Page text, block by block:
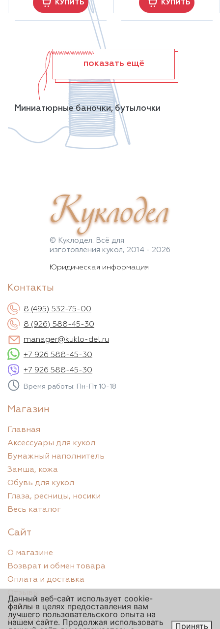
КУПИТЬ КУПИТЬ
показать ещё
Миниатюрные баночки, бутылочки
Куклодел
© Куклодел. Всё для
изготовления кукол, 2014 - 2026
Юридическая информация
Контакты
8 (495) 532-75-00
8 (926) 588-45-30
manager@kuklo-del.ru
+7 926 588-45-30
+7 926 588-45-30
Время работы: Пн-Пт 10-18
Магазин
Главная
Аксессуары для кукол
Бумажный наполнитель
Замша, кожа
Обувь для кукол
Глаза, ресницы, носики
Весь каталог
Сайт
О магазине
Возврат и обмен товара
Оплата и доставка
Скидки
Контакты
Данный веб-сайт использует cookie-
файлы в целях предоставления вам
лучшего пользовательского опыта на
нашем сайте. Продолжая использовать
Принять